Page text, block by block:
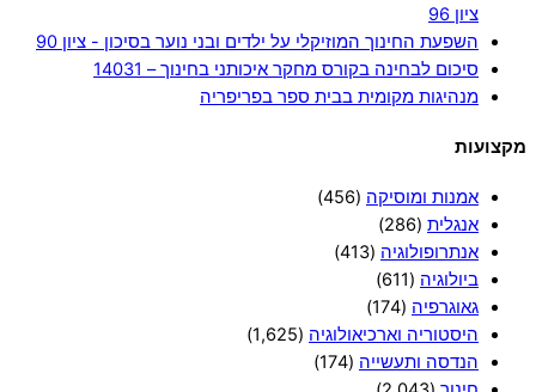
ציון 96
השפעת החינוך המוזיקלי על ילדים ובני נוער בסיכון - ציון 90
סיכום לבחינה בקורס מחקר איכותני בחינוך – 14031
מנהיגות מקומית בבית ספר בפריפריה
מקצועות
אמנות ומוסיקה (456)
אנגלית (286)
אנתרופולוגיה (413)
ביולוגיה (611)
גאוגרפיה (174)
היסטוריה וארכיאולוגיה (1,625)
הנדסה ותעשייה (174)